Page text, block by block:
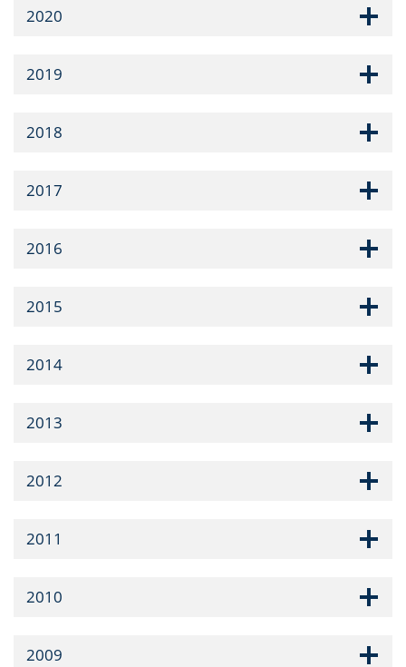
2020
2019
2018
2017
2016
2015
2014
2013
2012
2011
2010
2009